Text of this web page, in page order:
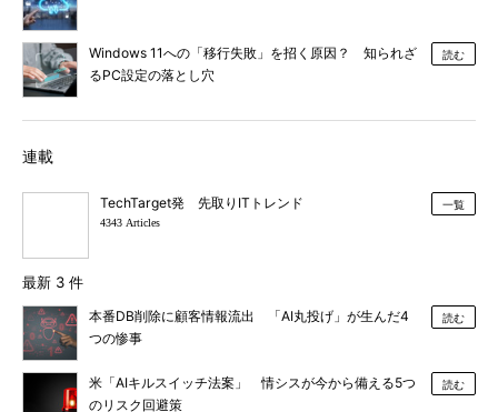
Windows 11への「移行失敗」を招く原因？ 知られざ
るPC設定の落とし穴
読む
連載
TechTarget発 先取りITトレンド
4343 Articles
一覧
最新 3 件
本番DB削除に顧客情報流出 「AI丸投げ」が生んだ4
つの惨事
読む
米「AIキルスイッチ法案」 情シスが今から備える5つ
のリスク回避策
読む